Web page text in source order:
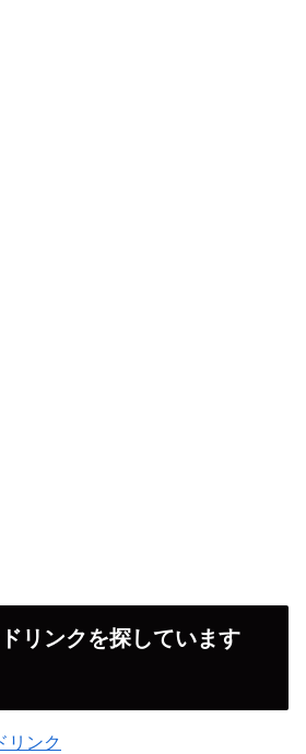
リンクを探しています
リンク